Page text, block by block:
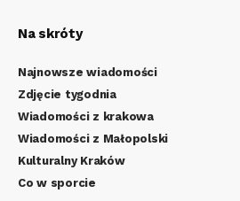
Na skróty
Najnowsze wiadomości
Zdjęcie tygodnia
Wiadomości z krakowa
Wiadomości z Małopolski
Kulturalny Kraków
Co w sporcie